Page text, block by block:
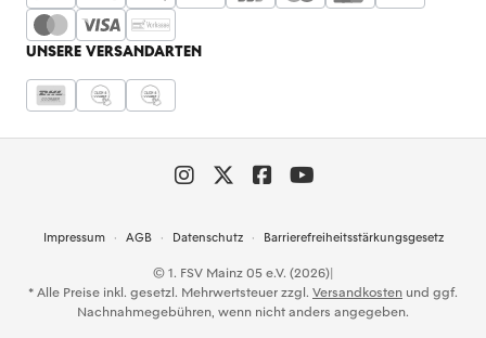
UNSERE VERSANDARTEN
Impressum AGB Datenschutz Barrierefreiheitsstärkungsgesetz
© 1. FSV Mainz 05 e.V. (2026)|
* Alle Preise inkl. gesetzl. Mehrwertsteuer zzgl. Versandkosten und ggf.
Nachnahmegebühren, wenn nicht anders angegeben.